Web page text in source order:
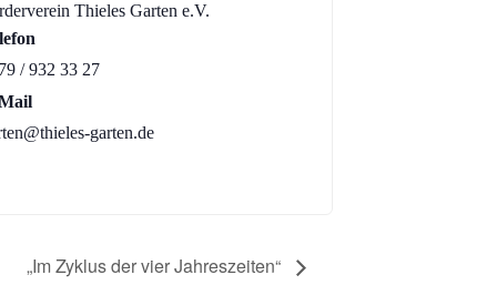
Thieles Garten e.V.
/ 932 33 27
garten.de
„Im Zyklus der vier Jahreszeiten“